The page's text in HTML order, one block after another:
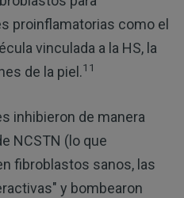
proinflamatorias como el
vinculada a la HS, la
de la piel.11
inhibieron de manera
NCSTN (lo que
fibroblastos sanos, las
y bombearon